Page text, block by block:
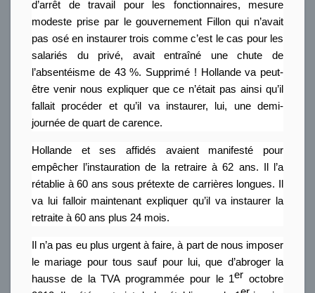
d’arrêt de travail pour les fonctionnaires, mesure
modeste prise par le gouvernement Fillon qui n’avait
pas osé en instaurer trois comme c’est le cas pour les
salariés du privé, avait entraîné une chute de
l’absentéisme de 43 %. Supprimé ! Hollande va peut-
être venir nous expliquer que ce n’était pas ainsi qu’il
fallait procéder et qu’il va instaurer, lui, une demi-
journée de quart de carence.
Hollande et ses affidés avaient manifesté pour
empêcher l’instauration de la retraire à 62 ans. Il l’a
rétablie à 60 ans sous prétexte de carrières longues. Il
va lui falloir maintenant expliquer qu’il va instaurer la
retraite à 60 ans plus 24 mois.
Il n’a pas eu plus urgent à faire, à part de nous imposer
le mariage pour tous sauf pour lui, que d’abroger la
hausse de la TVA programmée pour le 1er octobre